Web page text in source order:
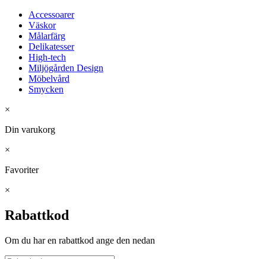
Accessoarer
Väskor
Målarfärg
Delikatesser
High-tech
Miljögården Design
Möbelvård
Smycken
×
Din varukorg
×
Favoriter
×
Rabattkod
Om du har en rabattkod ange den nedan